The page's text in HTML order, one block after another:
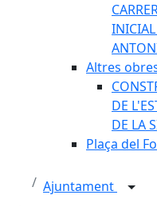
Altres
DE
DE LA
Plaça del
Ajuntament